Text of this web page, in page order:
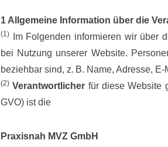
1 Allgemeine Information über die
(1)
Im Folgenden informieren wir über
bei Nutzung unserer Website.
beziehbar sind, z. B. Name, Adresse,
(2) Verantwortlicher für diese Website
GVO) ist die
Praxisnah MVZ GmbH